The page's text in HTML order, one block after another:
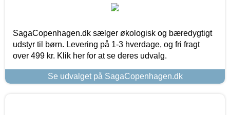
SagaCopenhagen.dk sælger økologisk og bæredygtigt
udstyr til børn. Levering på 1-3 hverdage, og fri fragt
over 499 kr. Klik her for at se deres udvalg.
Se udvalget på SagaCopenhagen.dk